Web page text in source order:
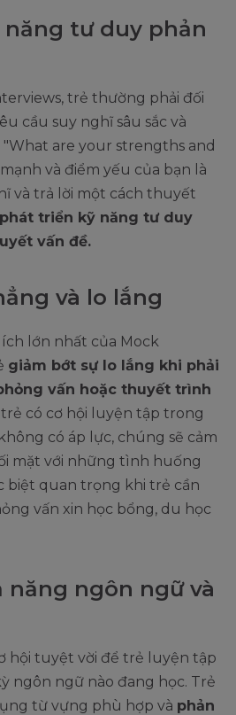
tư duy phản
trẻ thường phải đối
cầu suy nghĩ sâu sắc và
are your strengths and
và điểm yếu của bạn là
và trả lời một cách thuyết
phát triển kỹ năng tư duy
vấn đề.
và lo lắng
lớn nhất của Mock
giảm bớt sự lo lắng khi phải
vấn hoặc thuyết trình
trẻ có cơ hội luyện tập trong
có áp lực, chúng sẽ cảm
mặt với những tình huống
biệt quan trọng khi trẻ cần
vấn xin học bổng, du học
năng ngôn ngữ và
hội tuyệt vời để trẻ luyện tập
ngôn ngữ nào đang học. Trẻ
từ vựng phù hợp và phản